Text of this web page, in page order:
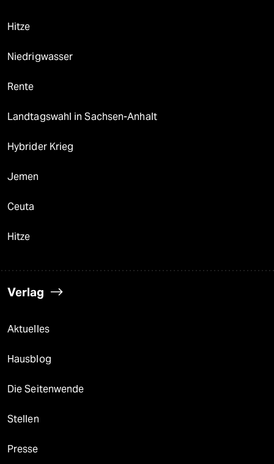
Hitze
Niedrigwasser
Rente
Landtagswahl in Sachsen-Anhalt
Hybrider Krieg
Jemen
Ceuta
Hitze
Verlag
Aktuelles
Hausblog
Die Seitenwende
Stellen
Presse